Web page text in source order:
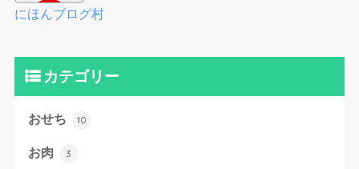
にほんブログ村
カテゴリー
おせち 10
お肉 3